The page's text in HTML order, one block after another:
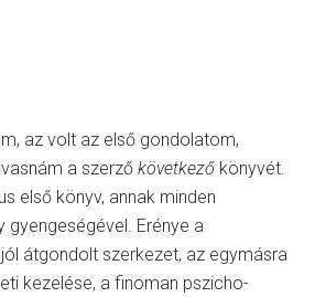
az volt az első gondolatom,
a szerző következő könyvét.
első könyv, annak minden
gyengeségével. Erénye a
átgondolt szerkezet, az egymásra
kezelése, a finoman pszicho-